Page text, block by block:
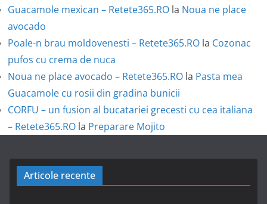
Guacamole mexican – Retete365.RO la Noua ne place
avocado
Poale-n brau moldovenesti – Retete365.RO la Cozonac
pufos cu crema de nuca
Noua ne place avocado – Retete365.RO la Pasta mea
Guacamole cu rosii din gradina bunicii
CORFU – un fusion al bucatariei grecesti cu cea italiana
– Retete365.RO la Preparare Mojito
Articole recente